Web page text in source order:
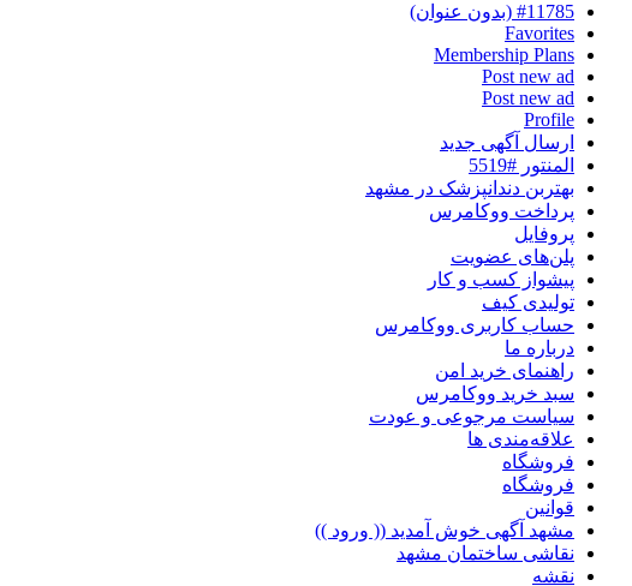
#11785 (بدون عنوان)
Favorites
Membership Plans
Post new ad
Post new ad
Profile
ارسال آگهی جدید
المنتور #5519
بهتربن دندانپزشک در مشهد
پرداخت ووکامرس
پروفایل
پلن‌های عضویت
پیشواز کسب و کار
تولیدی کیف
حساب کاربری ووکامرس
درباره ما
راهنمای خرید امن
سبد خرید ووکامرس
سیاست مرجوعی و عودت
علاقه‌مندی ها
فروشگاه
فروشگاه
قوانین
مشهد آگهی خوش آمدید (( ورود ))
نقاشی ساختمان مشهد
نقشه